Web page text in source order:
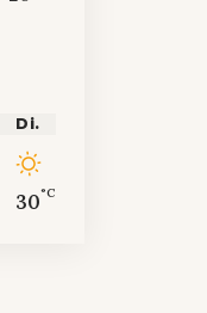
Di.
30°C